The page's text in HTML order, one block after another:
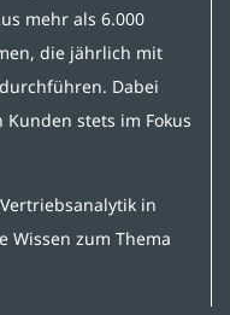
mehr als 6.000
die jährlich mit
Dabei
stets im Fokus
in
Wissen zum Thema